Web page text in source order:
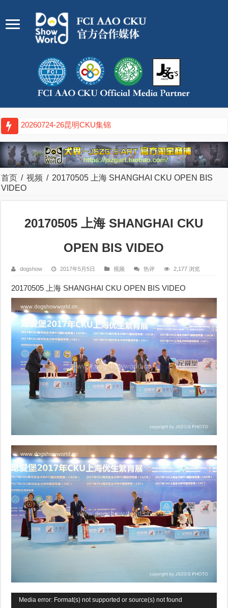
首页 / 视频 / 20170505 上海 SHANGHAI CKU OPEN BIS
VIDEO
20170505 上海 SHANGHAI CKU
OPEN BIS VIDEO
dogshow 2017年5月5日 视频 热评 2,177 浏览
20170505 上海 SHANGHAI CKU OPEN BIS VIDEO
Media error: Format(s) not supported or source(s) not found